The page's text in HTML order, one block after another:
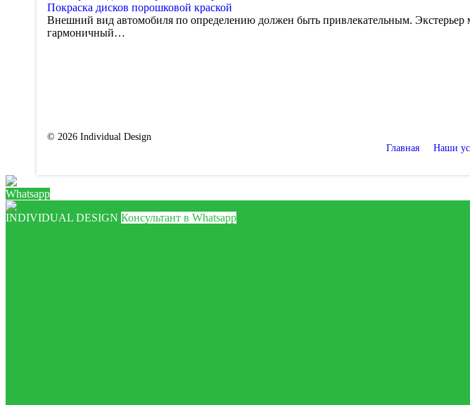
Покраска дисков порошковой краской
Внешний вид автомобиля по определению должен быть привлекательным.
гармоничный…
© 2026 Individual Design
Главная
Наши
Whatsapp
INDIVIDUAL DESIGN Консультант в Whatsapp